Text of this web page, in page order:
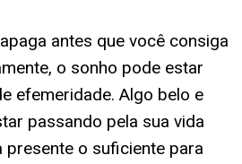
antes que você consiga
o sonho pode estar
efemeridade. Algo belo e
passando pela sua vida
presente o suficiente para